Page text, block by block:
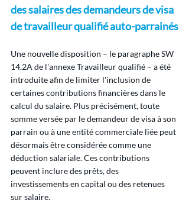
des salaires des demandeurs de visa
de travailleur qualifié auto-parrainés
Une nouvelle disposition – le paragraphe SW
14.2A de l'annexe Travailleur qualifié – a été
introduite afin de limiter l'inclusion de
certaines contributions financières dans le
calcul du salaire. Plus précisément, toute
somme versée par le demandeur de visa à son
parrain ou à une entité commerciale liée peut
désormais être considérée comme une
déduction salariale. Ces contributions
peuvent inclure des prêts, des
investissements en capital ou des retenues
sur salaire.